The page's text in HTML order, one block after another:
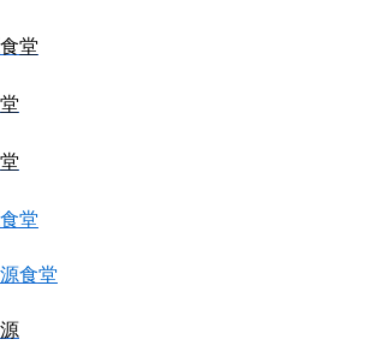
堂
堂
食堂